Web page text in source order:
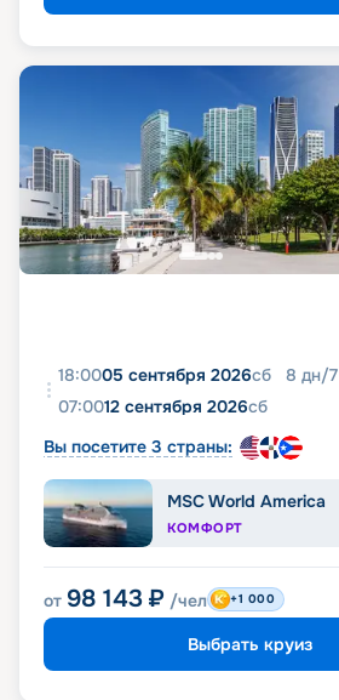
18:0005 сентября 2026сб 8 дн/7
07:0012 сентября 2026сб
Вы посетите 3 страны:
MSC World America
КОМФОРТ
от 98 143 ₽ /чел +1 000
Выбрать круиз